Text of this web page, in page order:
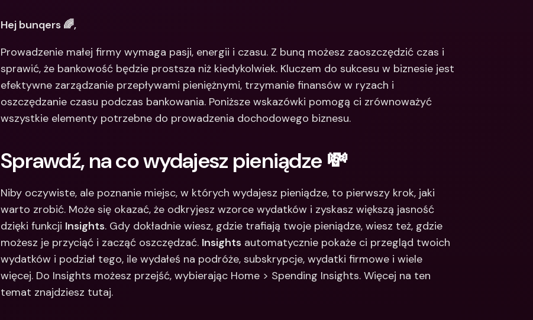
waluty
Hej bunqers 🌈,
Prowadzenie małej firmy wymaga pasji, energii i czasu. Z bunq możesz zaoszczędzić czas i
sprawić, że bankowość będzie prostsza niż kiedykolwiek. Kluczem do sukcesu w biznesie jest
efektywne zarządzanie przepływami pieniężnymi, trzymanie finansów w ryzach i
oszczędzanie czasu podczas bankowania. Poniższe wskazówki pomogą ci zrównoważyć
wszystkie elementy potrzebne do prowadzenia dochodowego biznesu.
Sprawdź, na co wydajesz pieniądze 💸
Niby oczywiste, ale poznanie miejsc, w których wydajesz pieniądze, to pierwszy krok, jaki
warto zrobić. Może się okazać, że odkryjesz wzorce wydatków i zyskasz większą jasność
dzięki funkcji Insights. Gdy dokładnie wiesz, gdzie trafiają twoje pieniądze, wiesz też, gdzie
możesz je przyciąć i zacząć oszczędzać. Insights automatycznie pokaże ci przegląd twoich
wydatków i podział tego, ile wydałeś na podróże, subskrypcje, wydatki firmowe i wiele
więcej. Do Insights możesz przejść, wybierając Home > Spending Insights. Więcej na ten
temat znajdziesz tutaj.